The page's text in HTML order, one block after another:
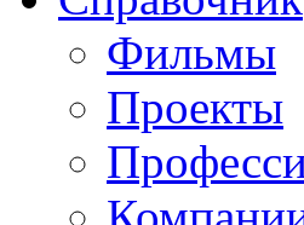
Фильмы
Проекты